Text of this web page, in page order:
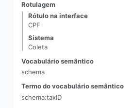
Rotulagem
Rótulo na interface
CPF
Sistema
Coleta
Vocabulário semântico
schema
Termo do vocabulário semântico
schema:taxID